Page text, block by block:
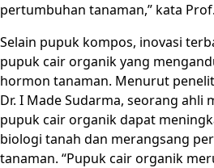
pertumbuhan tanaman,” kata
Selain pupuk kompos, inovasi
pupuk cair organik yang
hormon tanaman. Menurut
Dr. I Made Sudarma, seorang ahli
pupuk cair organik dapat
biologi tanah dan merangsang
tanaman. “Pupuk cair organik